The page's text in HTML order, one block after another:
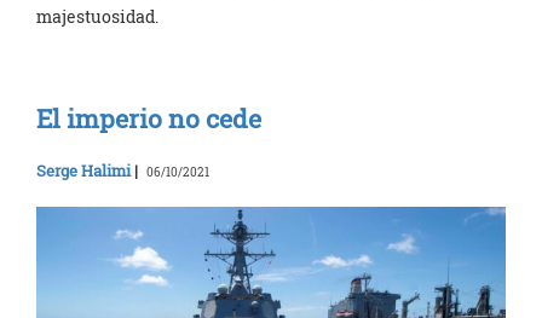
majestuosidad.
El imperio no cede
Serge Halimi| 06/10/2021